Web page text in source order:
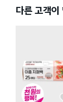
다른 고객